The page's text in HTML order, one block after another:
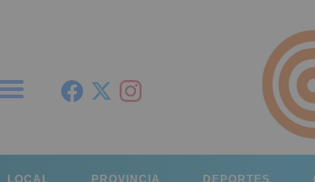
LOCAL PROVINCIA DEPORTES